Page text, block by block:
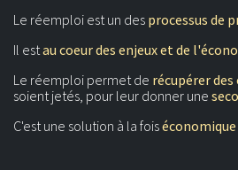
Le réemploi est un des processus de
Il estau coeur des enjeux et de
Le réemploi permet de récupérer
soient jetés, pour leur donner une
C'est une solution à la fois